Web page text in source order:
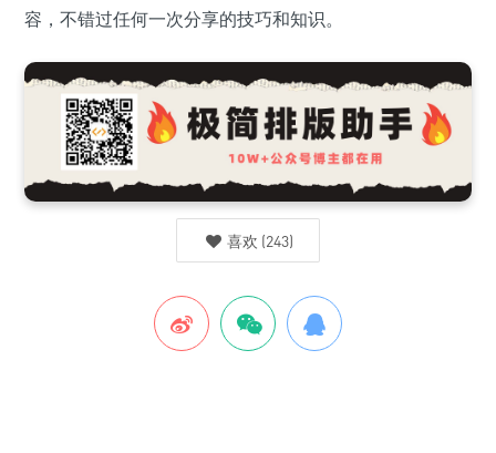
容，不错过任何一次分享的技巧和知识。
喜欢 (243)